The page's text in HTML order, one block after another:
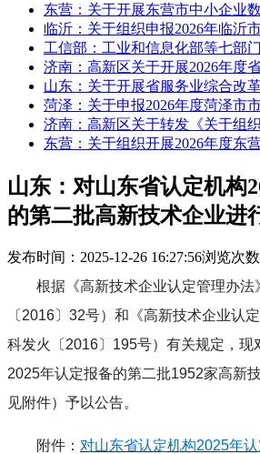
东营：关于开展东营市中小企业
临沂：关于组织申报2026年临沂
工信部：工业和信息化部等七部
济南：高新区关于开展2026年度
山东：关于开展省服务业综合改
菏泽：关于申报2026年度菏泽市
济南：高新区关于转发《关于组
东营：关于组织开展2026年度东
山东：对山东省认定机构
的第二批高新技术企业进
发布时间：2025-12-26 16:27:56浏览次
根据《高新技术企业认定管理办法
〔2016〕32号）和《高新技术企业认
科发火〔2016〕195号）有关规定，现
2025年认定报备的第二批1952家高新
见附件）予以公告。
附件： 对山东省认定机构2025年